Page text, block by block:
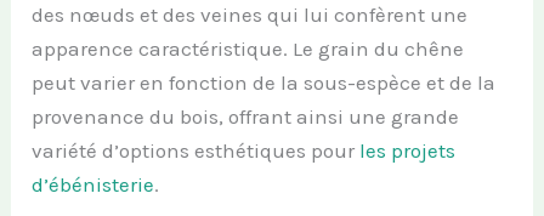
des nœuds et des veines qui lui confèrent une
apparence caractéristique. Le grain du chêne
peut varier en fonction de la sous-espèce et de la
provenance du bois, offrant ainsi une grande
variété d’options esthétiques pour les projets
d’ébénisterie.